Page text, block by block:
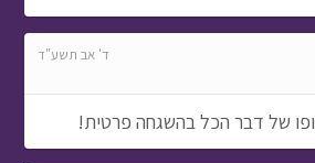
ד' אב תשע"ד
של דבר הכל בהשגחה פרטית!